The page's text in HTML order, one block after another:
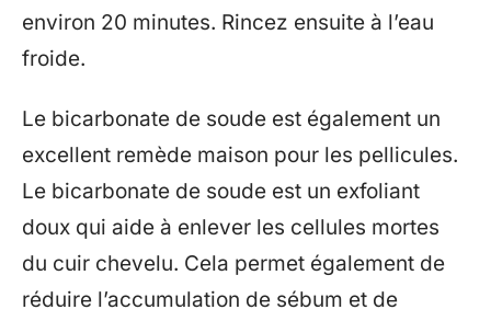
environ 20 minutes. Rincez ensuite à l’eau
froide.
Le bicarbonate de soude est également un
excellent remède maison pour les pellicules.
Le bicarbonate de soude est un exfoliant
doux qui aide à enlever les cellules mortes
du cuir chevelu. Cela permet également de
réduire l’accumulation de sébum et de